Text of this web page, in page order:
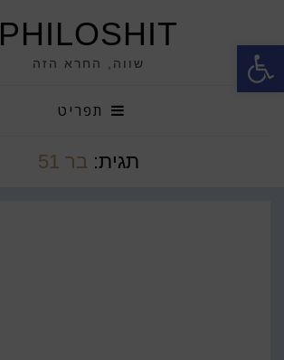
פתח סרגל נגישות PHILOSHIT
שווה, החרא הזה
תפריט
תגית: בר 51